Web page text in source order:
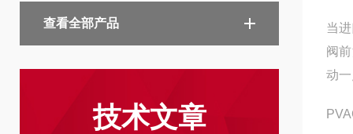
查看全部产品
技术文章
当
阀
动